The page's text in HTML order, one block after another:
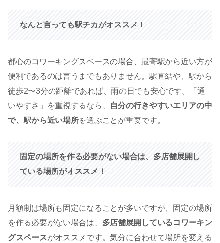
なんと言っても駅チカがオススメ！
都心のコワーキングスペースの場合、最寄駅から近い方が
便利であるのは言うまでもありません。駅直結や、駅から
徒歩2〜3分の距離であれば、雨の日でも安心です。「通
いやすさ」を重視するなら、
自分の行きやすいエリアの中
で、駅から近い場所を選ぶことが重要です。
固定の場所を作る必要がない場合は、多店舗展開し
ている場所がオススメ！
月額制は場所も固定になることが多いですが、固定の場所
を作る必要がない場合は、 多店舗展開しているコワーキン
グスペースがオススメです。気分に合わせて場所を変える